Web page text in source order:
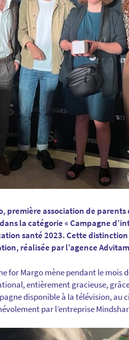
première association de
la catégorie « Campagne
santé 2023. Cette
réalisée par l’agence
for Margo mène pendant le mois
entièrement gracieuse,
disponible à la télévision, au
par l’entreprise